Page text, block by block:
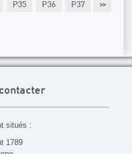
>>
P35 P36 P37 P38
situés :
1789